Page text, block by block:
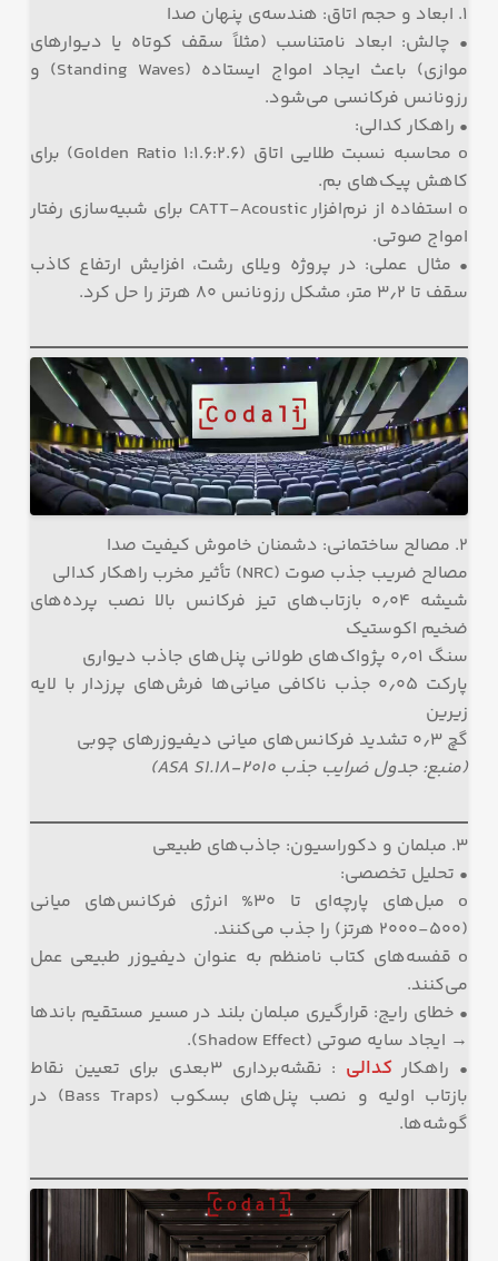
۱. ابعاد و حجم اتاق: هندسه‌ی پنهان صدا
• چالش: ابعاد نامتناسب (مثلاً سقف کوتاه یا دیوارهای
موازی) باعث ایجاد امواج ایستاده (Standing Waves) و
رزونانس فرکانسی می‌شود.
• راهکار کدالی:
o محاسبه نسبت طلایی اتاق (Golden Ratio 1:1.6:2.6) برای
کاهش پیک‌های بم.
o استفاده از نرم‌افزار CATT-Acoustic برای شبیه‌سازی رفتار
امواج صوتی.
• مثال عملی: در پروژه ویلای رشت، افزایش ارتفاع کاذب
سقف تا ۳٫۲ متر، مشکل رزونانس ۸۰ هرتز را حل کرد.
۲. مصالح ساختمانی: دشمنان خاموش کیفیت صدا
مصالح ضریب جذب صوت (NRC) تأثیر مخرب راهکار کدالی
شیشه ۰٫۰۴ بازتاب‌های تیز فرکانس بالا نصب پرده‌های
ضخیم اکوستیک
سنگ ۰٫۰۱ پژواک‌های طولانی پنل‌های جاذب دیواری
پارکت ۰٫۰۵ جذب ناکافی میانی‌ها فرش‌های پرزدار با لایه
زیرین
گچ ۰٫۳ تشدید فرکانس‌های میانی دیفیوزرهای چوبی
(منبع: جدول ضرایب جذب ASA S1.18-2010)
۳. مبلمان و دکوراسیون: جاذب‌های طبیعی
• تحلیل تخصصی:
o مبل‌های پارچه‌ای تا ۳۰% انرژی فرکانس‌های میانی
(۵۰۰-۲۰۰۰ هرتز) را جذب می‌کنند.
o قفسه‌های کتاب نامنظم به عنوان دیفیوزر طبیعی عمل
می‌کنند.
• خطای رایج: قرارگیری مبلمان بلند در مسیر مستقیم باندها
→ ایجاد سایه صوتی (Shadow Effect).
• راهکارکدالی
: نقشه‌برداری ۳بعدی برای تعیین نقاط
بازتاب اولیه و نصب پنل‌های بسکوب (Bass Traps) در
گوشه‌ها.